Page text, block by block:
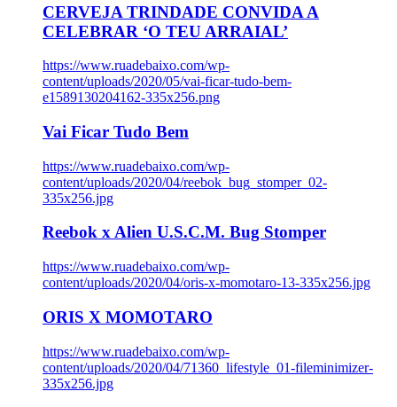
CERVEJA TRINDADE CONVIDA A
CELEBRAR ‘O TEU ARRAIAL’
https://www.ruadebaixo.com/wp-
content/uploads/2020/05/vai-ficar-tudo-bem-
e1589130204162-335x256.png
Vai Ficar Tudo Bem
https://www.ruadebaixo.com/wp-
content/uploads/2020/04/reebok_bug_stomper_02-
335x256.jpg
Reebok x Alien U.S.C.M. Bug Stomper
https://www.ruadebaixo.com/wp-
content/uploads/2020/04/oris-x-momotaro-13-335x256.jpg
ORIS X MOMOTARO
https://www.ruadebaixo.com/wp-
content/uploads/2020/04/71360_lifestyle_01-fileminimizer-
335x256.jpg